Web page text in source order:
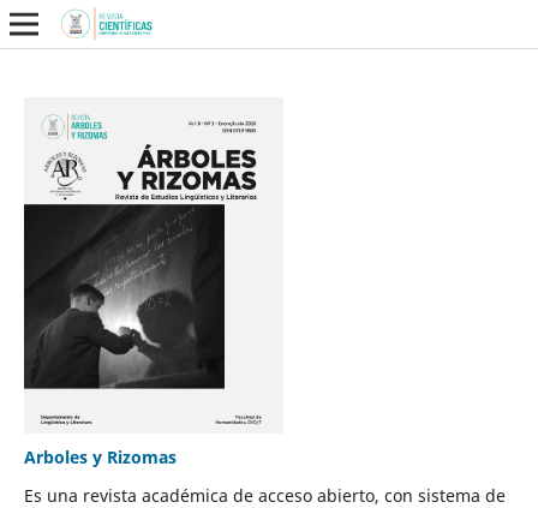
Arboles y Rizomas
Es una revista académica de acceso abierto, con sistema de